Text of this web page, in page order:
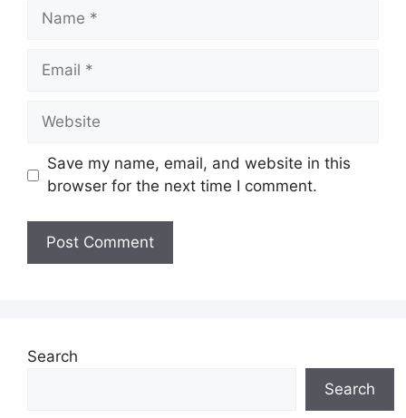
Name
Email
Website
Save my name, email, and website in this
browser for the next time I comment.
Search
Search